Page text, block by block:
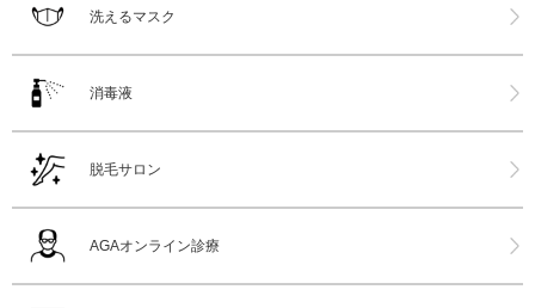
洗えるマスク
消毒液
脱毛サロン
AGAオンライン診療